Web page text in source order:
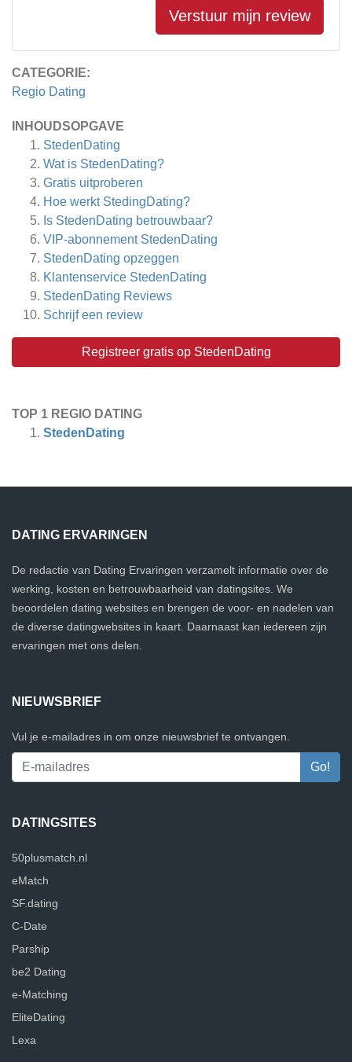
CATEGORIE:
Regio Dating
INHOUDSOPGAVE
StedenDating
Wat is StedenDating?
Gratis uitproberen
Hoe werkt StedingDating?
Is StedenDating betrouwbaar?
VIP-abonnement StedenDating
StedenDating opzeggen
Klantenservice StedenDating
StedenDating Reviews
Schrijf een review
Registreer gratis op StedenDating
TOP 1 REGIO DATING
StedenDating
Verstuur mijn review
DATING ERVARINGEN
De redactie van Dating Ervaringen verzamelt informatie over de
werking, kosten en betrouwbaarheid van datingsites. We
beoordelen dating websites en brengen de voor- en nadelen van
de diverse datingwebsites in kaart. Daarnaast kan iedereen zijn
ervaringen met ons delen.
NIEUWSBRIEF
Vul je e-mailadres in om onze nieuwsbrief te ontvangen.
DATINGSITES
50plusmatch.nl
eMatch
SF.dating
C-Date
Parship
be2 Dating
e-Matching
EliteDating
Lexa